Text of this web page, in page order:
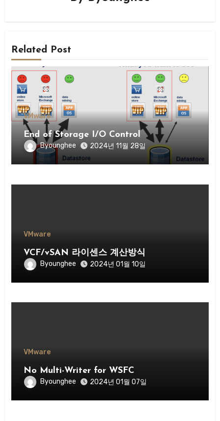
Related Post
VMware
End of Storage I/O Control
Byounghee 2024년 11월 28일
VMware
VCF/vSAN 라이센스 계산방식
Byounghee 2024년 01월 10일
VMware
No Multi-Writer for WSFC
Byounghee 2024년 01월 07일